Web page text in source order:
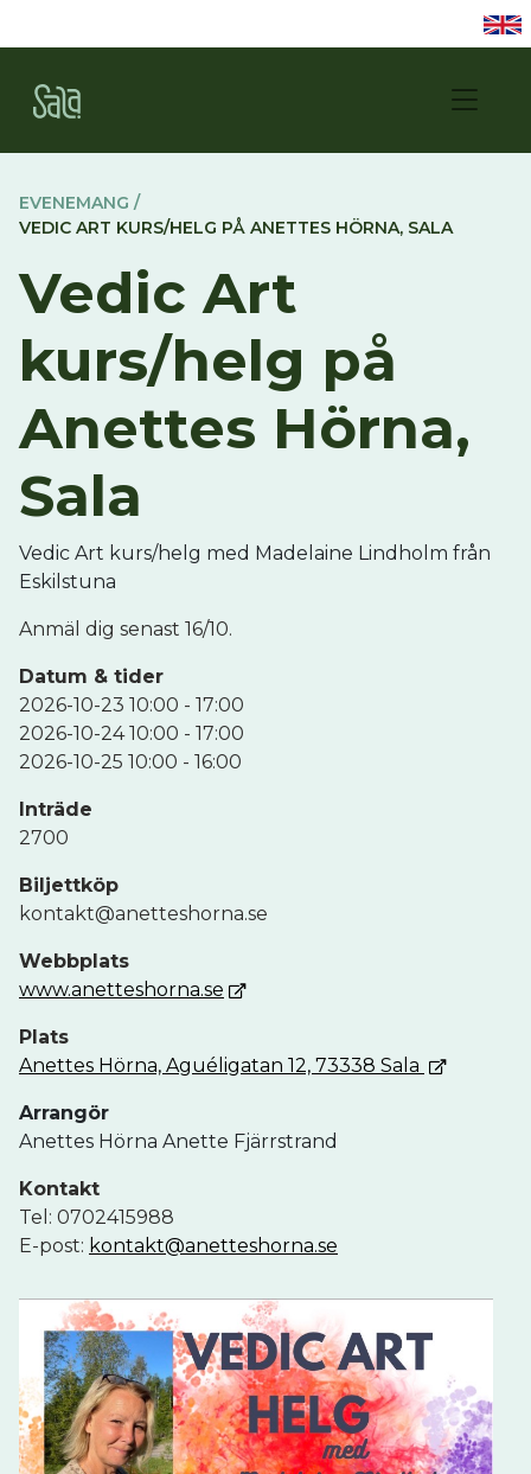
EVENEMANG /
VEDIC ART KURS/HELG PÅ ANETTES HÖRNA, SALA
Vedic Art
kurs/helg på
Anettes Hörna,
Sala
Vedic Art kurs/helg med Madelaine Lindholm från
Eskilstuna
Anmäl dig senast 16/10.
Datum & tider
2026-10-23 10:00 - 17:00
2026-10-24 10:00 - 17:00
2026-10-25 10:00 - 16:00
Inträde
2700
Biljettköp
kontakt@anetteshorna.se
Webbplats
www.anetteshorna.se
Plats
Anettes Hörna, Aguéligatan 12, 73338 Sala
Arrangör
Anettes Hörna Anette Fjärrstrand
Kontakt
Tel: 0702415988
E-post: kontakt@anetteshorna.se